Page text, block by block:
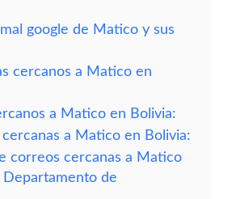
google de Matico y sus
cercanos a Matico en
a Matico en Bolivia:
a Matico en Bolivia:
correos cercanas a Matico
de